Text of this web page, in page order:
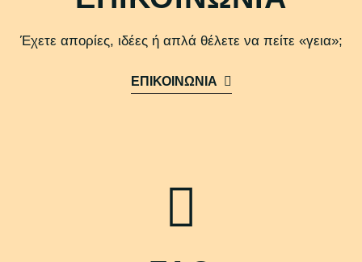
Έχετε απορίες, ιδέες ή απλά θέλετε να πείτε «γεια»;
ΕΠΙΚΟΙΝΩΝΙΑ